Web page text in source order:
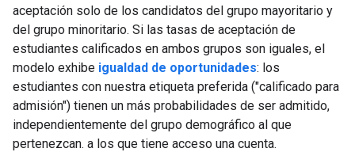
aceptación solo de los candidatos del grupo mayoritario y
del grupo minoritario. Si las tasas de aceptación de
estudiantes calificados en ambos grupos son iguales, el
modelo exhibe igualdad de oportunidades: los
estudiantes con nuestra etiqueta preferida ("calificado para
admisión") tienen un más probabilidades de ser admitido,
independientemente del grupo demográfico al que
pertenezcan. a los que tiene acceso una cuenta.